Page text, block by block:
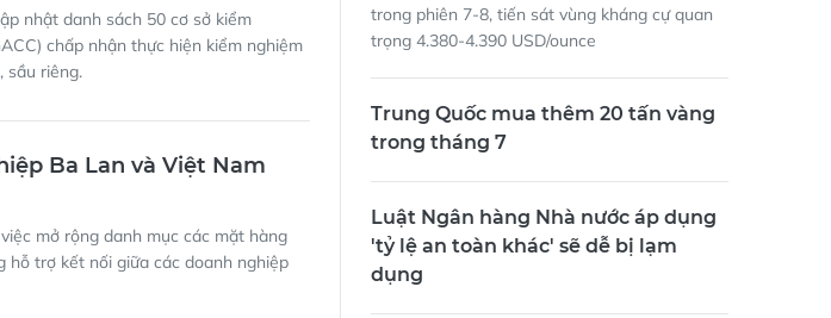
nhật danh sách 50 cơ sở kiểm
chấp nhận thực hiện kiểm nghiệm
sầu riêng.
Ba Lan và Việt Nam
mở rộng danh mục các mặt hàng
hỗ trợ kết nối giữa các doanh nghiệp
trong phiên 7-8, tiến sát vùng kháng cự quan
trọng 4.380-4.390 USD/ounce
Trung Quốc mua thêm 20 tấn vàng
trong tháng 7
Luật Ngân hàng Nhà nước áp dụng
'tỷ lệ an toàn khác' sẽ dễ bị lạm
dụng